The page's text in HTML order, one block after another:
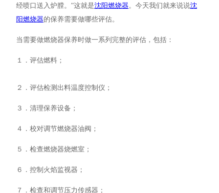
经喷口送入炉膛。”这就是沈阳燃烧器。今天我们就来说说沈
阳燃烧器的保养需要做哪些评估。
当需要做燃烧器保养时做一系列完整的评估，包括：
１．评估燃料；
２．评估检测出料温度控制仪；
３．清理保养设备；
４．校对调节燃烧器油阀；
５．检查燃烧器烧燃室；
６．控制火焰监视器；
７．检查和调节压力传感器；